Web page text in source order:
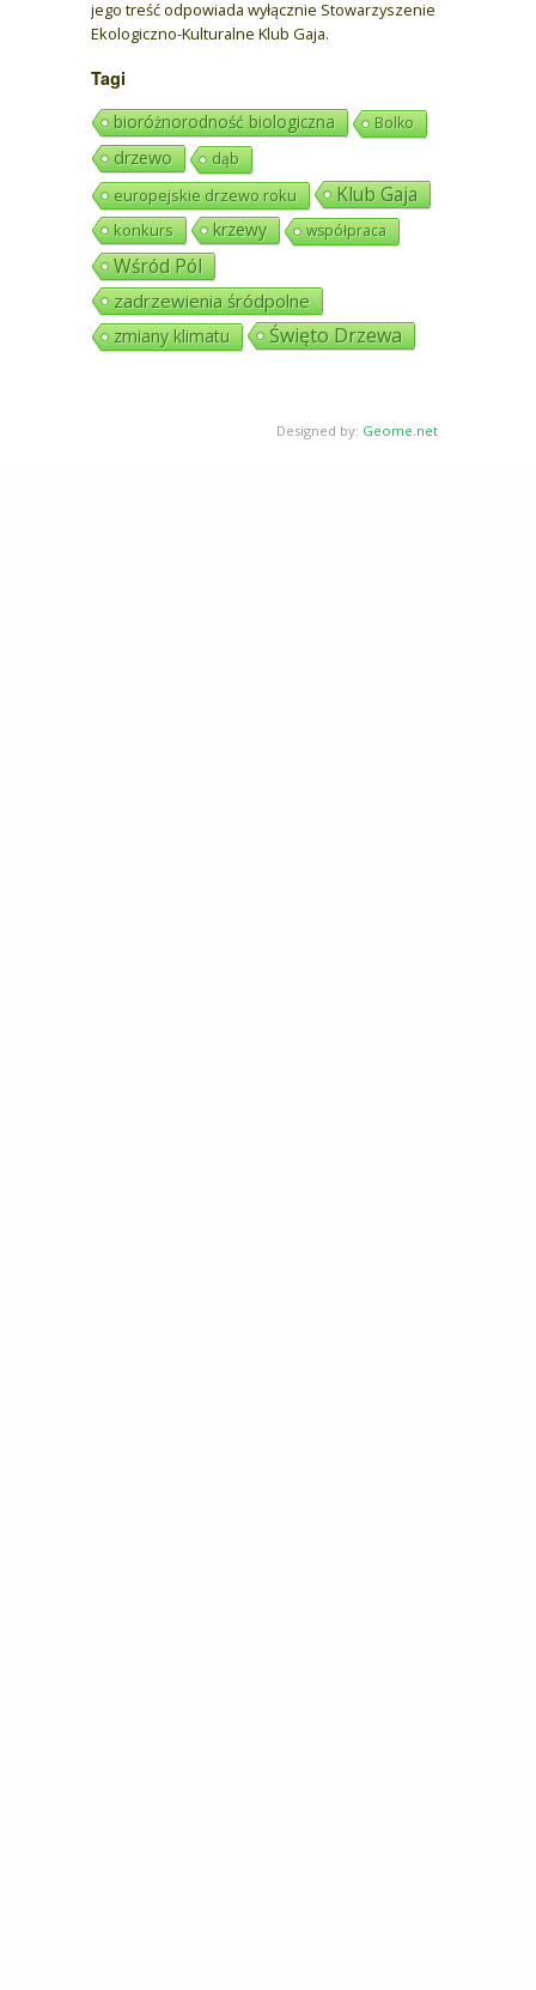
jego treść odpowiada wyłącznie Stowarzyszenie
Ekologiczno-Kulturalne Klub Gaja.
Tagi
bioróżnorodność biologiczna Bolko
drzewo dąb
europejskie drzewo roku Klub Gaja
konkurs krzewy współpraca
Wśród Pól
zadrzewienia śródpolne
zmiany klimatu Święto Drzewa
Designed by: Geome.net